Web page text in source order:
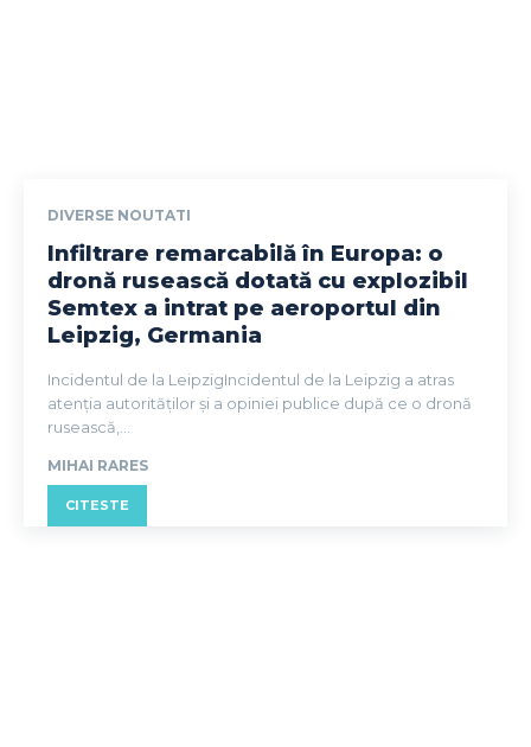
DIVERSE NOUTATI
Infiltrare remarcabilă în Europa: o
dronă rusească dotată cu explozibil
Semtex a intrat pe aeroportul din
Leipzig, Germania
Incidentul de la LeipzigIncidentul de la Leipzig a atras
atenția autorităților și a opiniei publice după ce o dronă
rusească,...
MIHAI RARES
CITESTE